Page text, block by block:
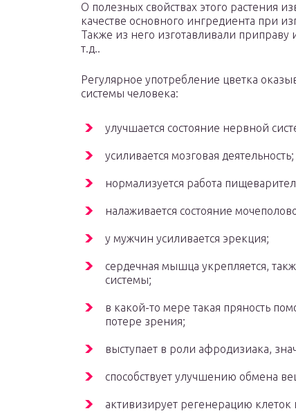
О полезных свойствах этого растения
качестве основного ингредиента при
Также из него изготавливали
т.д..
Регулярное употребление цветка
системы человека:
улучшается состояние нервной
усиливается мозговая деятельность;
нормализуется работа
налаживается состояние
у мужчин усиливается эрекция;
сердечная мышца укрепляется,
системы;
в какой-то мере такая пряность
потере зрения;
выступает в роли афродизиака,
способствует улучшению обмена
активизирует регенерацию